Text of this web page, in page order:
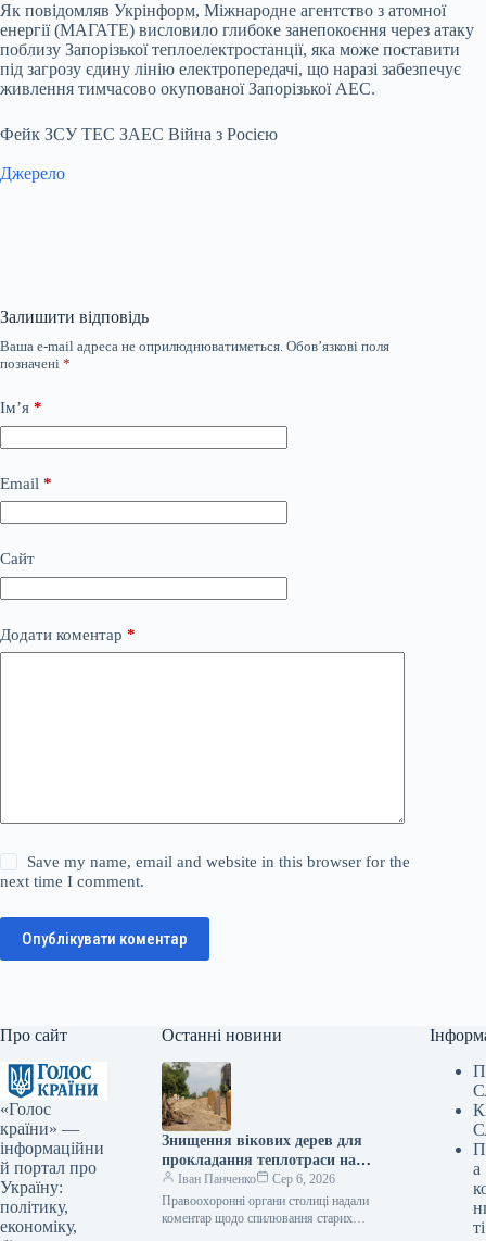
Як повідомляв Укрінформ, Міжнародне агентство з атомної
енергії (МАГАТЕ) висловило глибоке занепокоєння через атаку
поблизу Запорізької теплоелектростанції, яка може поставити
під загрозу єдину лінію електропередачі, що наразі забезпечує
живлення тимчасово окупованої Запорізької АЕС.
Фейк ЗСУ ТЕС ЗАЕС Війна з Росією
Джерело
Залишити відповідь
Ваша e-mail адреса не оприлюднюватиметься. Обов’язкові поля
позначені *
Ім’я *
Email *
Сайт
Додати коментар *
Save my name, email and website in this browser for the
next time I comment.
Опублікувати коментар
Про сайт
«Голос
країни» —
інформаційни
й портал про
Україну:
політику,
економіку,
Останні новини
Знищення вікових дерев для
прокладання теплотраси на
Теремках: правоохоронці
стверджують, що роботи
проводяться згідно із законом
Іван Панченко
Сер 6, 2026
Правоохоронні органи столиці надали
коментар щодо спилювання старих
а
ті